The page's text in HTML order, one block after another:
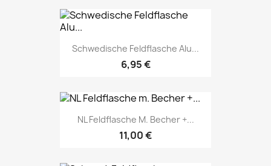
Schwedische Feldflasche Alu...
6,95 €
NL Feldflasche M. Becher +...
11,00 €